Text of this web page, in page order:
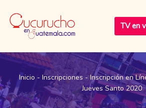
Saltar
contenido
TV en
Inicio - Inscripciones -Inscripción en
Jueves Santo 2020